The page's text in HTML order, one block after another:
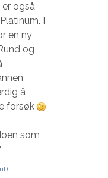
også
I
en ny
og
å
forsøk
som